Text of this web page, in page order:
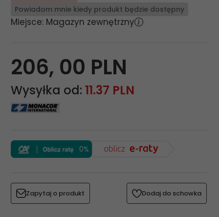
Powiadom mnie kiedy produkt będzie dostępny
Miejsce: Magazyn zewnętrzny
206, 00 PLN
Wysyłka od: 11.37 PLN
0%
Zapytaj o produkt Dodaj do schowka